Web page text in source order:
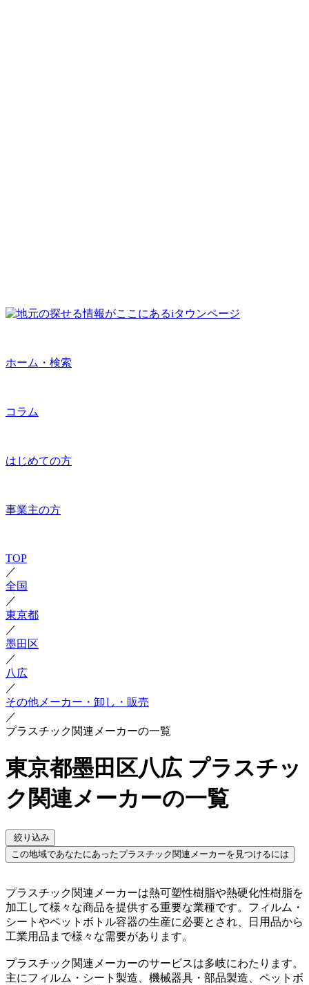
ホーム・検索
コラム
はじめての方
事業主の方
TOP
／
全国
／
東京都
／
墨田区
／
八広
／
その他メーカー・卸し・販売
／
プラスチック関連メーカーの一覧
東京都墨田区八広 プラスチッ
ク関連メーカーの一覧
絞り込み
この地域であなたにあったプラスチック関連メーカーを見つけるには
プラスチック関連メーカーは熱可塑性樹脂や熱硬化性樹脂を
加工して様々な商品を提供する重要な業種です。フィルム・
シートやペットボトル容器の生産に必要とされ、日用品から
工業用品まで様々な需要があります。
プラスチック関連メーカーのサービスは多岐にわたります。
主にフィルム・シート製造、機械器具・部品製造、ペットボ